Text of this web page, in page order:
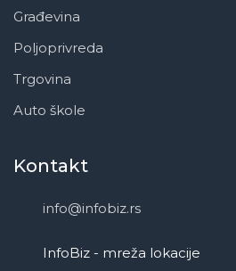
Građevina
Poljoprivreda
Trgovina
Auto škole
Kontakt
info@infobiz.rs
InfoBiz - mreža lokacije